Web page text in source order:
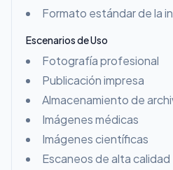
Formato estándar de la
Escenarios de Uso
Fotografía profesional
Publicación impresa
Almacenamiento de
Imágenes médicas
Imágenes científicas
Escaneos de alta calidad